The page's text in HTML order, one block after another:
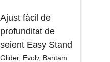
Ajust fàcil de
profunditat de
seient Easy Stand
Glider, Evolv, Bantam